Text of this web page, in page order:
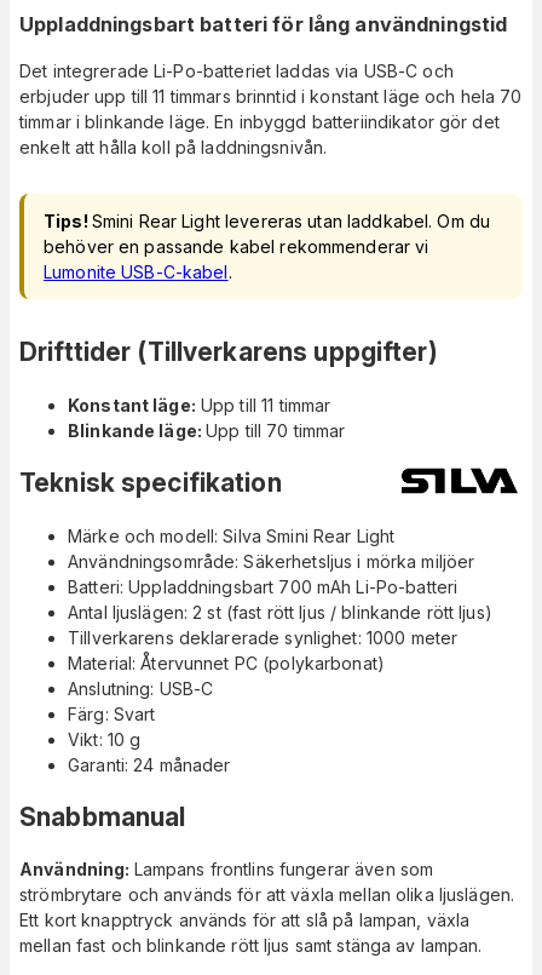
Uppladdningsbart batteri för lång användningstid
Det integrerade Li-Po-batteriet laddas via USB-C och
erbjuder upp till 11 timmars brinntid i konstant läge och hela 70
timmar i blinkande läge. En inbyggd batteriindikator gör det
enkelt att hålla koll på laddningsnivån.
Tips! Smini Rear Light levereras utan laddkabel. Om du
behöver en passande kabel rekommenderar vi
Lumonite USB-C-kabel.
Drifttider (Tillverkarens uppgifter)
Konstant läge: Upp till 11 timmar
Blinkande läge:Upp till 70 timmar
Teknisk specifikation
Märke och modell: Silva Smini Rear Light
Användningsområde: Säkerhetsljus i mörka miljöer
Batteri: Uppladdningsbart 700 mAh Li-Po-batteri
Antal ljuslägen: 2 st (fast rött ljus / blinkande rött ljus)
Tillverkarens deklarerade synlighet: 1000 meter
Material: Återvunnet PC (polykarbonat)
Anslutning: USB-C
Färg: Svart
Vikt: 10 g
Garanti: 24 månader
Snabbmanual
Användning: Lampans frontlins fungerar även som
strömbrytare och används för att växla mellan olika ljuslägen.
Ett kort knapptryck används för att slå på lampan, växla
mellan fast och blinkande rött ljus samt stänga av lampan.